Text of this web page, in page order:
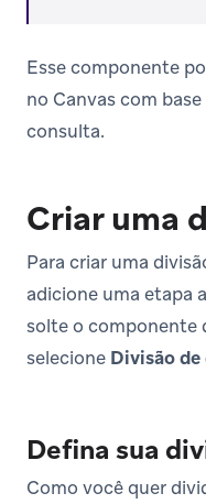
Esse componente
no Canvas com
consulta.
Criar uma
Para criar uma
adicione uma etapa
solte o componente
selecione Divisão de
Defina sua
Como você quer